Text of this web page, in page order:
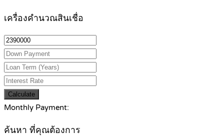
เครื่องคำนวณสินเชื่อ
Calculate
Monthly Payment:
ค้นหา ที่คุณต้องการ